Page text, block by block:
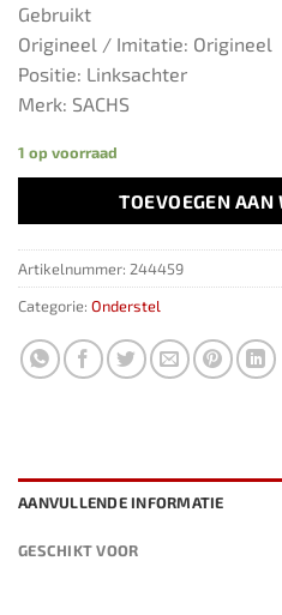
Gebruikt
Origineel / Imitatie: Origineel
Positie: Linksachter
Merk: SACHS
1 op voorraad
TOEVOEGEN
Artikelnummer: 244459
Categorie: Onderstel
AANVULLENDE INFORMATIE
GESCHIKT VOOR